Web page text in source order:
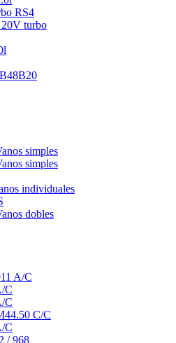
RS4
turbo
simples
simples
individuales
dobles
A/C
C
C
C/C
C
/ 968